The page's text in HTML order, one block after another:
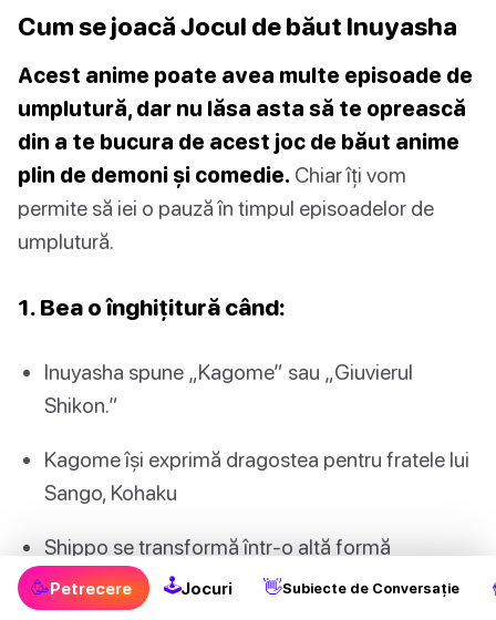
Cum se joacă Jocul de băut Inuyasha
Acest anime poate avea multe episoade de
umplutură, dar nu lăsa asta să te oprească
din a te bucura de acest joc de băut anime
plin de demoni și comedie. Chiar îți vom
permite să iei o pauză în timpul episoadelor de
umplutură.
1. Bea o înghițitură când:
Inuyasha spune „Kagome” sau „Giuvierul
Shikon.”
Kagome își exprimă dragostea pentru fratele lui
Sango, Kohaku
Shippo se transformă într-o altă formă
Miroku își folosește tunelul de vânt (ai grijă;
🥳Petrecere 🕹Jocuri 👋Subiecte de Conversație